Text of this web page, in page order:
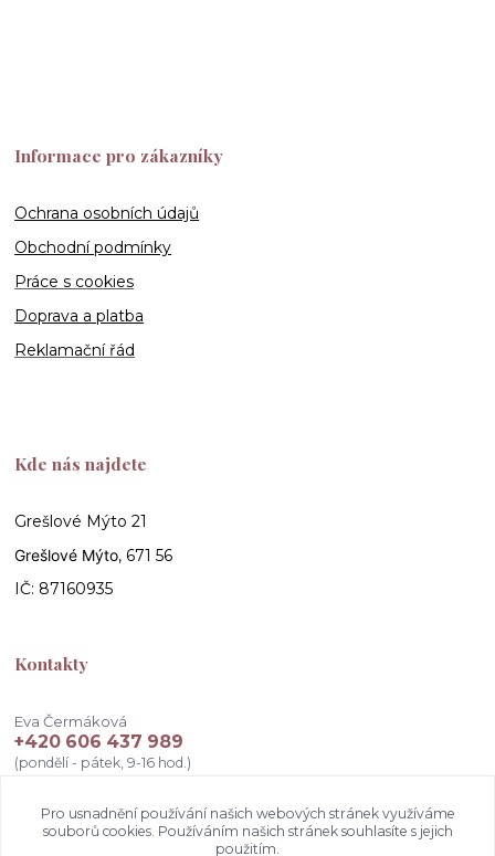
Informace pro zákazníky
Ochrana osobních údajů
Obchodní podmínky
Práce s cookies
Doprava a platba
Reklamační řád
Kde nás najdete
Grešlové Mýto 21
Grešlové Mýto, 671 56
IČ: 87160935
Kontakty
Eva Čermáková
+420 606 437 989
(pondělí - pátek, 9-16 hod.)
info@atelierceva.cz
Pro usnadnění používání našich webových stránek využíváme
souborů cookies. Používáním našich stránek souhlasíte s jejich
použitím.